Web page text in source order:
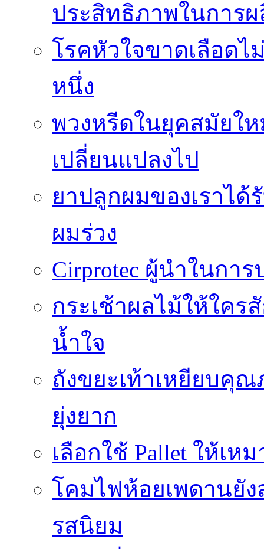
ประสิทธิภาพในการ
โรคหัวใจขาดเลือด
หนึ่ง
พวงหรีดในยุคสมัยใ
เปลี่ยนแปลงไป
ยาปลูกผมของเราไ
ผมร่วง
Cirprotec ผู้นำในกา
กระเช้าผลไม้ให้ใคร
น้ำใจ
ถังขยะเท้าเหยียบคุ
ยุ่งยาก
เลือกใช้ Pallet ให้เ
โคมไฟห้อยเพดานยั
รสนิยม